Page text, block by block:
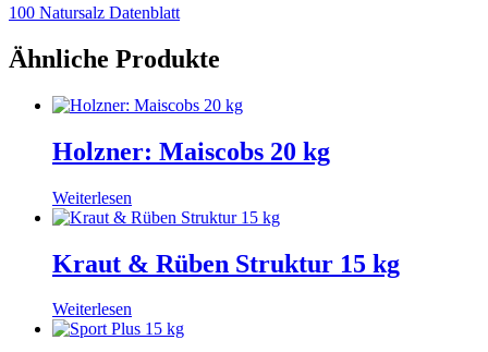
100 Natursalz Datenblatt
Ähnliche Produkte
Holzner: Maiscobs 20 kg
Weiterlesen
Kraut & Rüben Struktur 15 kg
Weiterlesen